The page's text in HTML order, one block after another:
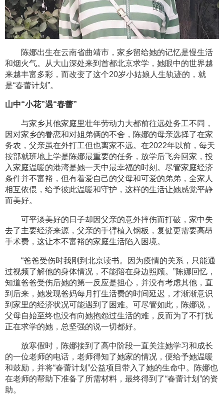
陈娜出生在云南省曲靖市，家乡留给她的记忆是慢生活
和烟火气。从大山深处来到首都北京求学，她眼中的世界越
来越丰富多彩，而改变了这个20岁小姑娘人生轨迹的，就
是“春蕾计划”。
山中“小花”遇“春蕾”
与家乡其他家庭里壮年劳动力大都前往远处务工不同，
因对家乡的眷恋和对姐弟俩的不舍，陈娜的母亲选择了在家
务农，父亲虽在外打工但也离家不远。在2022年以前，每天
按部就班地上学是陈娜最重要的任务，放学后飞奔回家，投
入家庭温暖的港湾是她一天中最幸福的时刻。尽管家庭经济
条件并不富裕，但有着爱自己的父母和可爱的弟弟，全家人
相互依偎，给予彼此温暖和守护，这样的生活让她感觉平静
而美好。
可平淡美好的日子却因父亲的意外摔伤而打破，家中失
去了主要经济来源，父亲的手臂植入钢板，复健更需要高昂
手术费，这让本不富裕的家庭生活陷入困境。
“爸爸受伤时我刚到北京读书。因为疫情的关系，只能通
过视频了解他的身体情况，不能陪在身边照顾。”陈娜回忆，
知道爸爸受伤后她的第一反应是担心，并没有考虑其他，直
到后来，她发现爸妈每月打生活费的时间延迟，才渐渐意识
到家里的经济状况可能遇到了困难。可尽管如此，陈娜说，
父母自始至终也没有向她抱怨过生活的难，反而为了不打扰
正在求学的她，总坚强的说一切都好。
放寒假时，陈娜接到了高中阶段一直关注她学习和成长
的一位老师的电话，老师得知了她家的情况，便给予她温暖
和鼓励，并将“春蕾计划”公益项目带入了她的生命中。陈娜也
在老师的帮助下准备了所需材料，最终得到了“春蕾计划”的资
助。